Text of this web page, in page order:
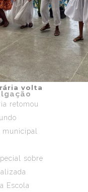
volta
retomou
sobre
Escola